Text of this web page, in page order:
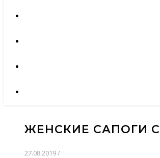
ЖЕНСКИЕ САПОГИ
27.08.2019/